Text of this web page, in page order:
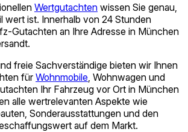
Wertgutachten wissen Sie genau,
wert ist. Innerhalb von 24 Stunden
Gutachten an Ihre Adresse in München
freie Sach­verständige bieten wir Ihnen
für Wohnmobile , Wohnwagen und
Ihr Fahrzeug vor Ort in München
alle wertrelevanten Aspekte wie
Sonderausstattungen und den
auf dem Markt.